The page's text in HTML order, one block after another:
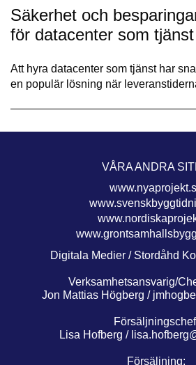
Säkerhet och
för datacenter som tjänst
Att hyra datacenter som tjänst har
en populär lösning när
VÅRA ANDRA
Digitala Medier / Stordåhd
Verksamhetsansvarig/
Jon Mattias Högberg /
Lisa Hofberg /
Försäljning: